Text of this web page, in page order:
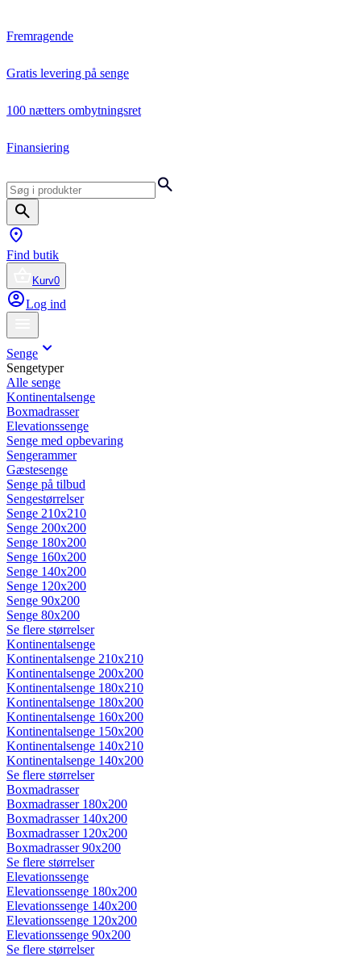
Fremragende
Gratis levering på senge
100 nætters ombytningsret
Finansiering
Find butik
Kurv0
Log ind
Senge
Sengetyper
Alle senge
Kontinentalsenge
Boxmadrasser
Elevationssenge
Senge med opbevaring
Sengerammer
Gæstesenge
Senge på tilbud
Sengestørrelser
Senge 210x210
Senge 200x200
Senge 180x200
Senge 160x200
Senge 140x200
Senge 120x200
Senge 90x200
Senge 80x200
Se flere størrelser
Kontinentalsenge
Kontinentalsenge 210x210
Kontinentalsenge 200x200
Kontinentalsenge 180x210
Kontinentalsenge 180x200
Kontinentalsenge 160x200
Kontinentalsenge 150x200
Kontinentalsenge 140x210
Kontinentalsenge 140x200
Se flere størrelser
Boxmadrasser
Boxmadrasser 180x200
Boxmadrasser 140x200
Boxmadrasser 120x200
Boxmadrasser 90x200
Se flere størrelser
Elevationssenge
Elevationssenge 180x200
Elevationssenge 140x200
Elevationssenge 120x200
Elevationssenge 90x200
Se flere størrelser